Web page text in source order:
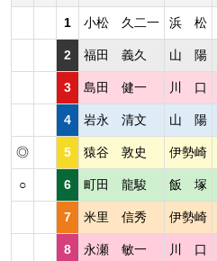
1 小松 久二一 浜 松
2 福田 義久 山 陽
3 島田 健一 川 口
4 岩永 清文 山 陽
◎ 5 猿谷 敦史 伊勢崎
○ 6 町田 龍駿 飯 塚
7 米里 信秀 伊勢崎
8 永瀬 敏一 川 口